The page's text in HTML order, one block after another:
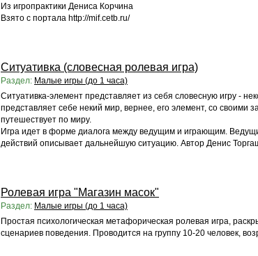
Из игропрактики Дениса Корчина
Взято с портала http://mif.cetb.ru/
Ситуативка (словесная ролевая игра)
Раздел: Малые игры (до 1 часа)
Ситуативка-элемент представляет из себя словесную игру -
представляет себе некий мир, вернее, его элемент, со
путешествует по миру.
Игра идет в форме диалога между ведущим и играющим.
действий описывает дальнейшую ситуацию. Автор Денис
Ролевая игра "Магазин масок"
Раздел: Малые игры (до 1 часа)
Простая психологическая метафорическая ролевая игра,
сценариев поведения. Проводится на группу 10-20 человек,